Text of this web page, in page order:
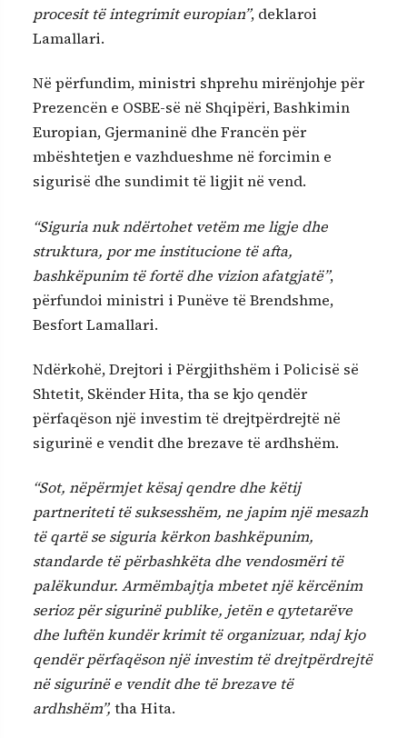
procesit të integrimit europian”, deklaroi
Lamallari.
Në përfundim, ministri shprehu mirënjohje për
Prezencën e OSBE-së në Shqipëri, Bashkimin
Europian, Gjermaninë dhe Francën për
mbështetjen e vazhdueshme në forcimin e
sigurisë dhe sundimit të ligjit në vend.
“Siguria nuk ndërtohet vetëm me ligje dhe
struktura, por me institucione të afta,
bashkëpunim të fortë dhe vizion afatgjatë”,
përfundoi ministri i Punëve të Brendshme,
Besfort Lamallari.
Ndërkohë, Drejtori i Përgjithshëm i Policisë së
Shtetit, Skënder Hita, tha se kjo qendër
përfaqëson një investim të drejtpërdrejtë në
sigurinë e vendit dhe brezave të ardhshëm.
“Sot, nëpërmjet kësaj qendre dhe këtij
partneriteti të suksesshëm, ne japim një mesazh
të qartë se siguria kërkon bashkëpunim,
standarde të përbashkëta dhe vendosmëri të
palëkundur. Armëmbajtja mbetet një kërcënim
serioz për sigurinë publike, jetën e qytetarëve
dhe luftën kundër krimit të organizuar, ndaj kjo
qendër përfaqëson një investim të drejtpërdrejtë
në sigurinë e vendit dhe të brezave të
ardhshëm”, tha Hita.